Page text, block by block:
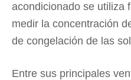
acondicionado se utiliza
medir la concentración
de congelación de las
Entre sus principales